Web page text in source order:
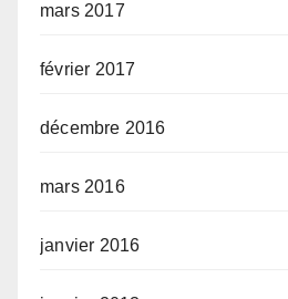
mars 2017
février 2017
décembre 2016
mars 2016
janvier 2016